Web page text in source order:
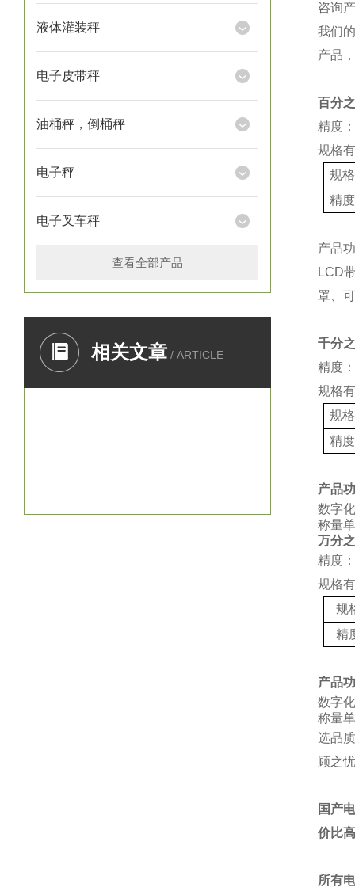
液体灌装秤
电子皮带秤
油桶秤，倒桶秤
电子秤
电子叉车秤
查看全部产品
相关文章 / ARTICLE
咨询
我们
产品
百分
精度
规格
规格
精度
产品
LCD
罩、
千分
精度
规格
规格
精度
产品
数字
称量
万分
精度
规格
规
精
产品
数字
称量
选品
顾之
国产
价比
所有